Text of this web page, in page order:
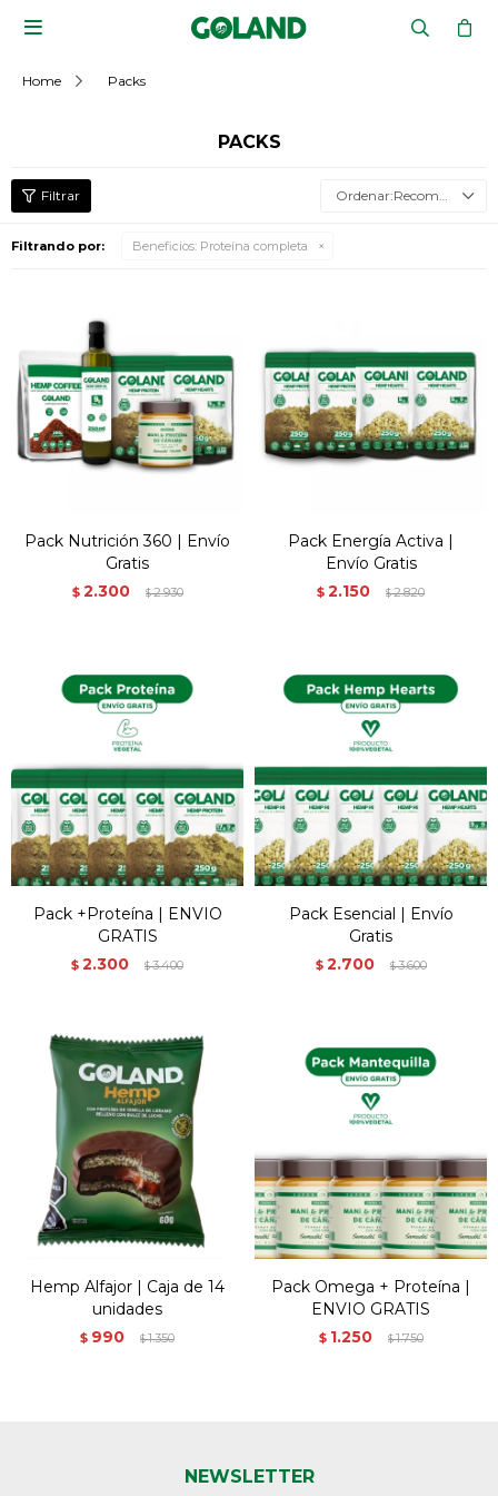

Home Packs
PACKS
Recomendados
Filtrando por: Beneficios: Proteína completa
Pack Nutrición 360 | Envío
Gratis
$ 2.300 $2.930
Pack Energía Activa |
Envío Gratis
$ 2.150 $2.820
Pack +Proteína | ENVIO
GRATIS
$ 2.300 $3.400
Pack Esencial | Envío
Gratis
$ 2.700 $3.600
Hemp Alfajor | Caja de 14
unidades
$ 990 $1.350
Pack Omega + Proteína |
ENVIO GRATIS
$ 1.250 $1.750
NEWSLETTER